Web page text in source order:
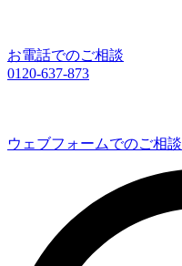
お電話でのご相談
0120-637-873
ウェブフォームでのご相談